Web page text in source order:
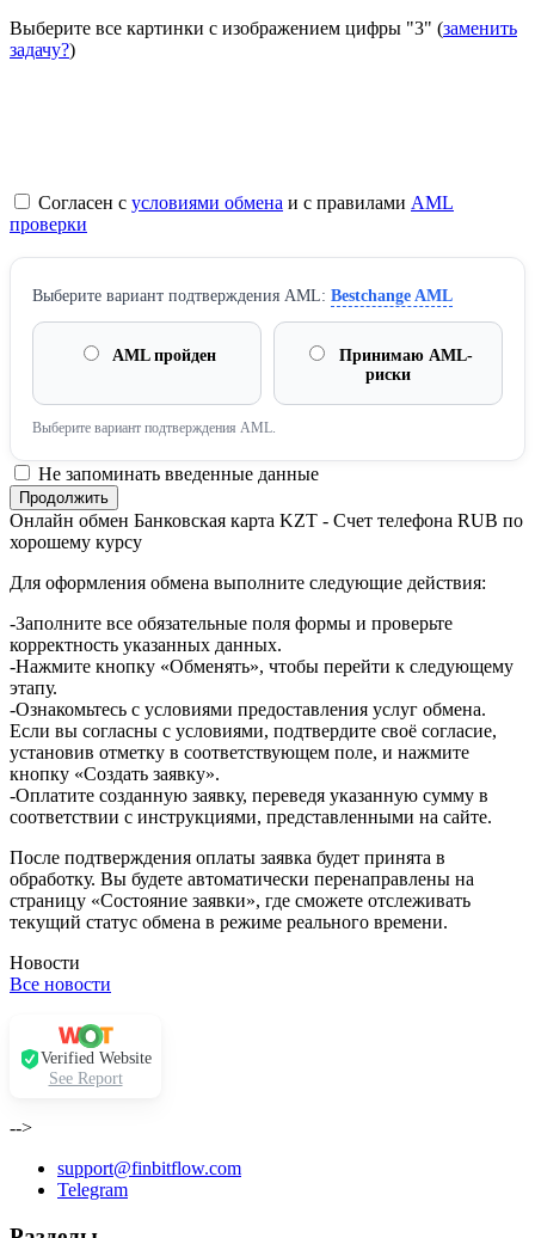
Выберите все картинки с изображением цифры "3" (заменить
задачу?)
Согласен с условиями обмена и с правилами AML
проверки
Выберите вариант подтверждения AML: Bestchange AML
AML пройден
Принимаю AML-
риски
Выберите вариант подтверждения AML.
Не запоминать введенные данные
Онлайн обмен Банковская карта KZT - Счет телефона RUB по
хорошему курсу
Для оформления обмена выполните следующие действия:
-Заполните все обязательные поля формы и проверьте
корректность указанных данных.
-Нажмите кнопку «Обменять», чтобы перейти к следующему
этапу.
-Ознакомьтесь с условиями предоставления услуг обмена.
Если вы согласны с условиями, подтвердите своё согласие,
установив отметку в соответствующем поле, и нажмите
кнопку «Создать заявку».
-Оплатите созданную заявку, переведя указанную сумму в
соответствии с инструкциями, представленными на сайте.
После подтверждения оплаты заявка будет принята в
обработку. Вы будете автоматически перенаправлены на
страницу «Состояние заявки», где сможете отслеживать
текущий статус обмена в режиме реального времени.
Новости
Все новости
Verified Website
See Report
-->
support@finbitflow.com
Telegram